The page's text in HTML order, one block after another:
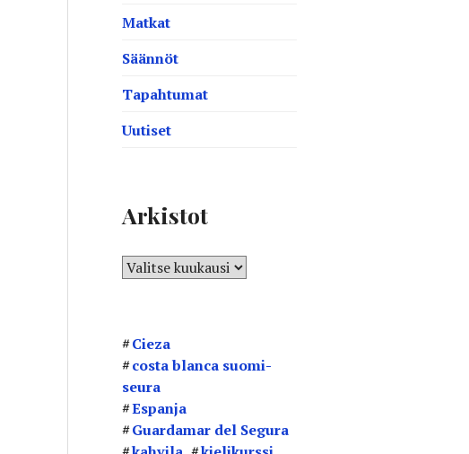
Matkat
Säännöt
Tapahtumat
Uutiset
Arkistot
A
s
t
o
t
Cieza
costa blanca suomi-
seura
Espanja
Guardamar del Segura